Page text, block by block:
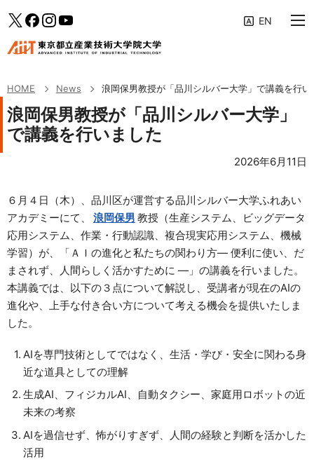
学生生活・キャリア支援
研究活動・産学連携
受験生・社会人の方へ
企業の方へ
修了生の方へ
AIITポータル
アクセス
お問い合わせ
Twitterfacebook
Instagram
HOME News 浪岡保男教授が「品川シルバー大学」で講義を行い
浪岡保男教授が「品川シルバー大学」
で講義を行いました
2026年6月11日
６月４日（木）、品川区が運営する品川シルバー大学ふれあい
アカデミーにて、
浪岡保男 教授（生産システム、ビッグデータ
応用システム、作業・行動認識、複合現実応用システム、機械
学習）が、「ＡＩの進化と私たちの関わり方― 便利に使い、だ
まされず、人間らしく活かすために ―」の講義を行いました。
本講義では、以下の３点について解説し、受講者が現在のAIの
進化や、上手な付き合い方について考える機会を提供いたしま
した。
AIを専門技術としてではなく、生活・学び・安全に関わる身
近な道具としての理解
生成AI、フィジカルAI、自動タクシー、家庭用ロボットの近
未来の考察
AIを過信せず、怖がりすぎず、人間の経験と判断を活かした
活用